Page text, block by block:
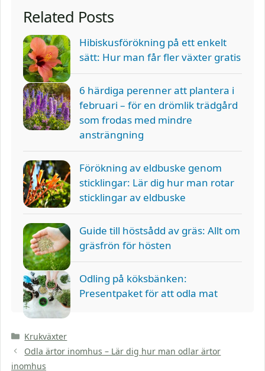
Related Posts
Hibiskusförökning på ett enkelt
sätt: Hur man får fler växter gratis
6 härdiga perenner att plantera i
februari – för en drömlik trädgård
som frodas med mindre
ansträngning
Förökning av eldbuske genom
sticklingar: Lär dig hur man rotar
sticklingar av eldbuske
Guide till höstsådd av gräs: Allt om
gräsfrön för hösten
Odling på köksbänken:
Presentpaket för att odla mat
Kategorier
Krukväxter
Odla ärtor inomhus – Lär dig hur man odlar ärtor
inomhus